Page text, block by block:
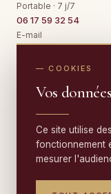
Portable · 7 j/7
06 17 59 32 54
E-mail
NETTOYAGE
Nettoyage de tapis
Tapis en soie
Tapis en laine
Tapis d'Orient
RESTAURATION
Restauration de tapis
EXPERTISE &
— COOKIES
Vos
Ce site utilise
fonctionnement
mesurer